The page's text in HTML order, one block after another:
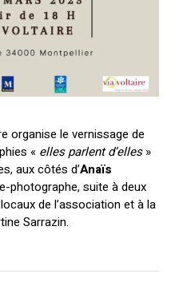
organise le vernissage de
« elles parlent d’elles»
aux côtés d’Anaïs
photographe, suite à deux
de l’association et à la
Sarrazin.